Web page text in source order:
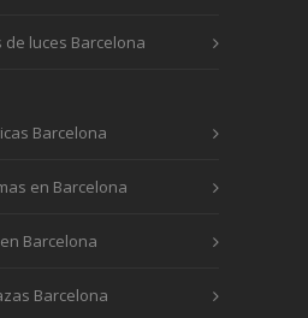
luces Barcelona
Barcelona
en Barcelona
Barcelona
Barcelona